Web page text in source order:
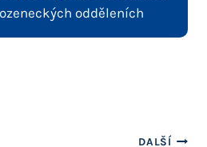
odděleních
DALŠÍ